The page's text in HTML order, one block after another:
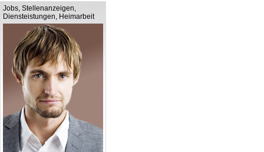
Jobs, Stellenanzeigen,
Diensteistungen, Heimarbeit